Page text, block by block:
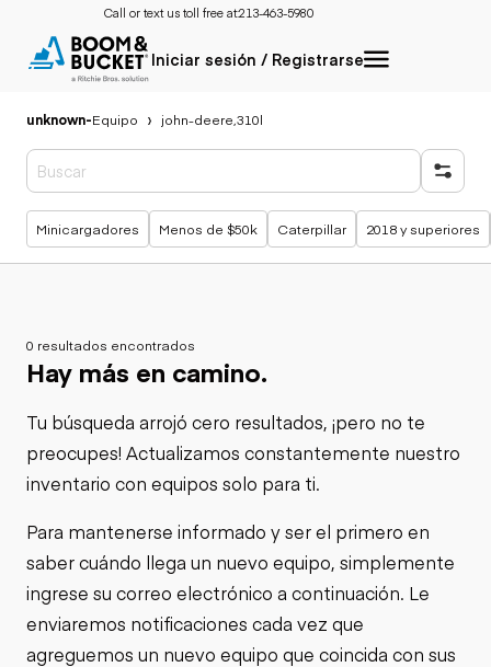
Call or text us toll free at:213-463-5980
Iniciar sesión / Registrarse
unknown-Equipo john-deere,310l
Búsquedas populares
Minicargadores Menos de $50k Caterpillar 2018 y superiores
0 resultados encontrados
Hay más en camino.
Tu búsqueda arrojó cero resultados, ¡pero no te
preocupes! Actualizamos constantemente nuestro
inventario con equipos solo para ti.
Para mantenerse informado y ser el primero en
saber cuándo llega un nuevo equipo, simplemente
ingrese su correo electrónico a continuación. Le
enviaremos notificaciones cada vez que
agreguemos un nuevo equipo que coincida con sus